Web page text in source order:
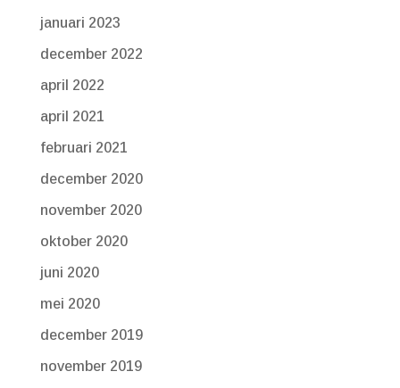
januari 2023
december 2022
april 2022
april 2021
februari 2021
december 2020
november 2020
oktober 2020
juni 2020
mei 2020
december 2019
november 2019